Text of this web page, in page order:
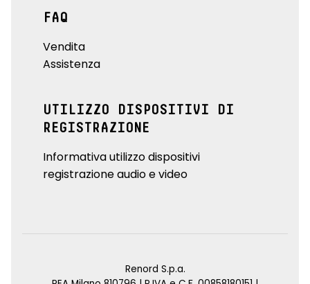
FAQ
Vendita
Assistenza
UTILIZZO DISPOSITIVI DI
REGISTRAZIONE
Informativa utilizzo dispositivi
registrazione audio e video
Renord S.p.a.